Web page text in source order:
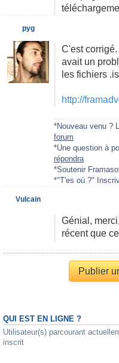
C'est
avait un
les fichiers
http://
*Nouveau venu ?
forum
*Une question à
répondra
*Soutenir
*"T'es où ?"
pyg
Génial,
récent que
Vulcain
Publier
QUI EST EN LIGNE ?
Utilisateur(s) parcourant
inscrit